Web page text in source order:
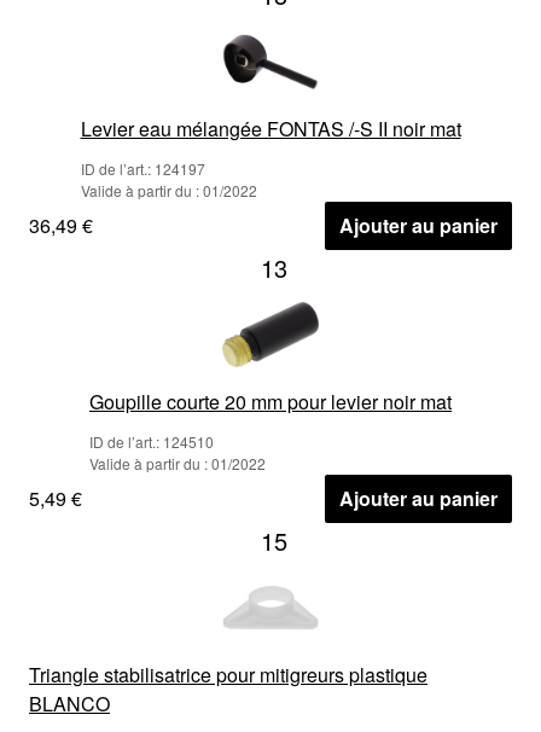
Levier eau mélangée FONTAS /-S II noir mat
ID de l’art.: 124197
Valide à partir du : 01/2022
36,49 € Ajouter au panier
13
Goupille courte 20 mm pour levier noir mat
ID de l’art.: 124510
Valide à partir du : 01/2022
5,49 € Ajouter au panier
15
Triangle stabilisatrice pour mitigreurs plastique
BLANCO